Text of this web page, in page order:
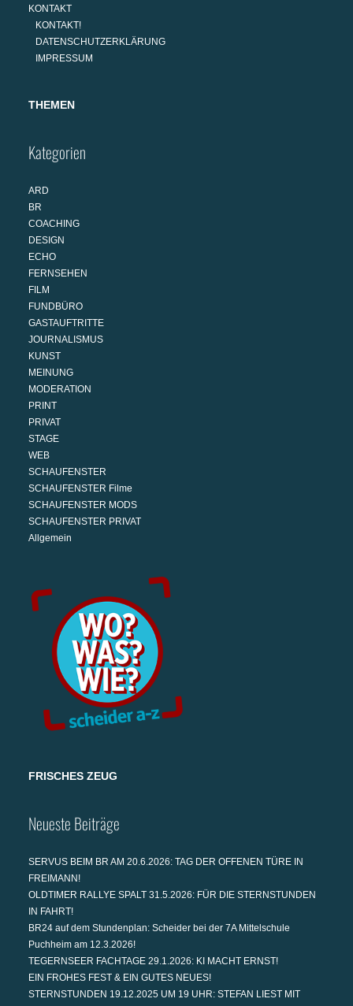
KONTAKT
KONTAKT!
DATENSCHUTZERKLÄRUNG
IMPRESSUM
THEMEN
Kategorien
ARD
BR
COACHING
DESIGN
ECHO
FERNSEHEN
FILM
FUNDBÜRO
GASTAUFTRITTE
JOURNALISMUS
KUNST
MEINUNG
MODERATION
PRINT
PRIVAT
STAGE
WEB
SCHAUFENSTER
SCHAUFENSTER Filme
SCHAUFENSTER MODS
SCHAUFENSTER PRIVAT
Allgemein
FRISCHES ZEUG
Neueste Beiträge
SERVUS BEIM BR AM 20.6.2026: TAG DER OFFENEN TÜRE IN
FREIMANN!
OLDTIMER RALLYE SPALT 31.5.2026: FÜR DIE STERNSTUNDEN
IN FAHRT!
BR24 auf dem Stundenplan: Scheider bei der 7A Mittelschule
Puchheim am 12.3.2026!
TEGERNSEER FACHTAGE 29.1.2026: KI MACHT ERNST!
EIN FROHES FEST & EIN GUTES NEUES!
STERNSTUNDEN 19.12.2025 UM 19 UHR: STEFAN LIEST MIT